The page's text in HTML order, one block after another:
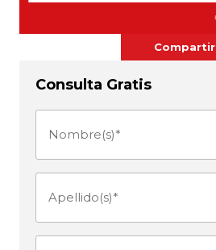
Compartir
Consulta Gratis
Nombre(s)
Apellido(s)